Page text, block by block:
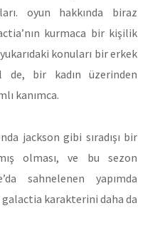
oyun hakkında biraz
kurmaca bir kişilik
konuları bir erkek
de, bir kadın üzerinden
kanımca.
jackson gibi sıradışı bir
olması, ve bu sezon
sahnelenen yapımda
galactia karakterini daha da